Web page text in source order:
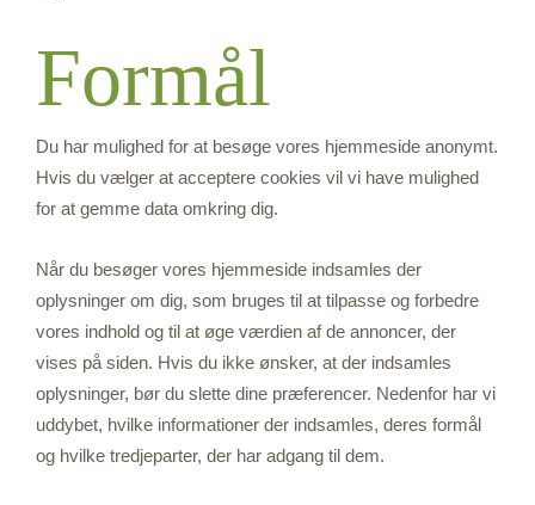
Formål
Du har mulighed for at besøge vores hjemmeside anonymt.
Hvis du vælger at acceptere cookies vil vi have mulighed
for at gemme data omkring dig.
Når du besøger vores hjemmeside indsamles der
oplysninger om dig, som bruges til at tilpasse og forbedre
vores indhold og til at øge værdien af de annoncer, der
vises på siden. Hvis du ikke ønsker, at der indsamles
oplysninger, bør du slette dine præferencer. Nedenfor har vi
uddybet, hvilke informationer der indsamles, deres formål
og hvilke tredjeparter, der har adgang til dem.